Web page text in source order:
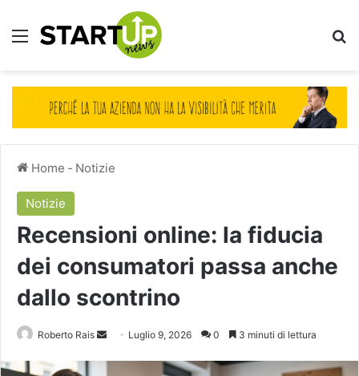
Menu
Home - Notizie
Notizie
Recensioni online: la fiducia
dei consumatori passa anche
dallo scontrino
Roberto Rais
Invia Luglio 9, 2026 0 3 minuti di lettura